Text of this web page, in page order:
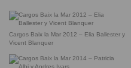
Cargos Baix la Mar 2012 – Elia Ballester y
Vicent Blanquer